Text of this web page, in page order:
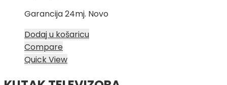
Garancija 24mj. Novo
Dodaj u košaricu
Compare
Quick View